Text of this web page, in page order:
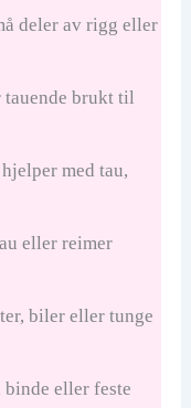
deler av rigg eller
brukt til
med tau,
eller reimer
biler eller tunge
eller feste